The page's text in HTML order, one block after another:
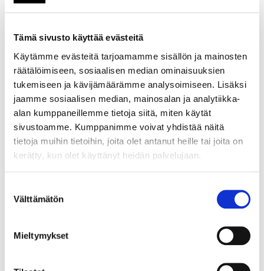
Tämä sivusto käyttää evästeitä
Käytämme evästeitä tarjoamamme sisällön ja mainosten
räätälöimiseen, sosiaalisen median ominaisuuksien
tukemiseen ja kävijämäärämme analysoimiseen. Lisäksi
jaamme sosiaalisen median, mainosalan ja analytiikka-
alan kumppaneillemme tietoja siitä, miten käytät
sivustoamme. Kumppanimme voivat yhdistää näitä
tietoja muihin tietoihin, joita olet antanut heille tai joita on
kerätty, kun olet käyttänyt heidän palvelujaan.
valinta
Välttämätön
Mieltymykset
laatiminen (projektipäällikkö)
- Järjestetään
aloitusseminaari, kootaan
kohdeyritykset ja luodaan
yritysverkosto
(projektipäällikkö ja Savonia
ammattikorkeakoulu)
- Analysoidaan
matkailupalvelujen
kehittämistarpeet yhdessä
(projektipäällikkö ja Savonia
(projektipäällikkö ja Savonia